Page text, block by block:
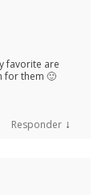
favorite are
for them 🙂
Responder ↓